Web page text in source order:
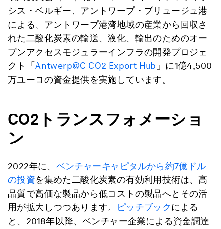
シス・ベルギー、アントワープ・ブリュージュ港
による、アントワープ港湾地域の産業から回収さ
れた二酸化炭素の輸送、液化、輸出のためのオー
プンアクセスモジュラーインフラの開発プロジェ
クト「Antwerp@C CO2 Export Hub 」に1億4,500
万ユーロの資金提供を実施しています。
CO2 トランスフォメーショ
ン
2022年に、 ベンチャーキャピタルから約7億ドル
の投資を集めた二酸化炭素の有効利用技術は、高
品質で高価な製品から低コストの製品へとその活
用が拡大しつつあります。
ピッチブックによる
と、2018年以降、ベンチャー企業による資金調達